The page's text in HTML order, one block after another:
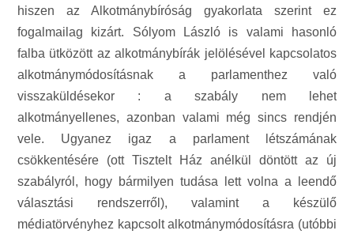
hiszen az Alkotmánybíróság gyakorlata szerint ez
fogalmailag kizárt. Sólyom László is valami hasonló
falba ütközött az alkotmánybírák jelölésével kapcsolatos
alkotmánymódosításnak a parlamenthez való
visszaküldésekor : a szabály nem lehet
alkotmányellenes, azonban valami még sincs rendjén
vele. Ugyanez igaz a parlament létszámának
csökkentésére (ott Tisztelt Ház anélkül döntött az új
szabályról, hogy bármilyen tudása lett volna a leendő
választási rendszerről), valamint a készülő
médiatörvényhez kapcsolt alkotmánymódosításra (utóbbi